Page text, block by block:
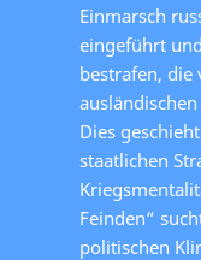
Einmarsch
eingeführt
bestrafen,
Dies
staatlichen
Feinden“
politischen